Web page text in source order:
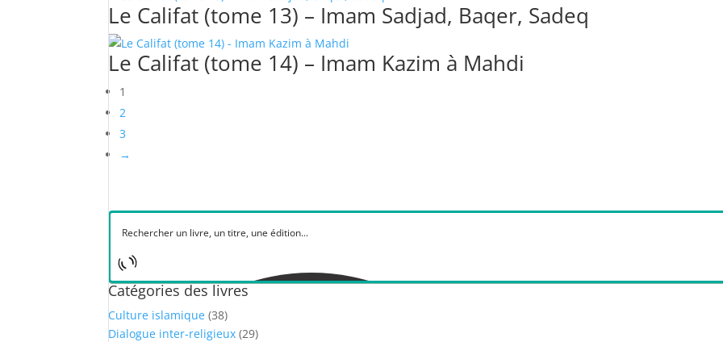
Le Califat (tome 13) – Imam Sadjad, Baqer, Sadeq
Le Califat (tome 14) – Imam Kazim à Mahdi
1
2
3
→
Catégories des livres
Culture islamique (38)
Dialogue inter-religieux (29)